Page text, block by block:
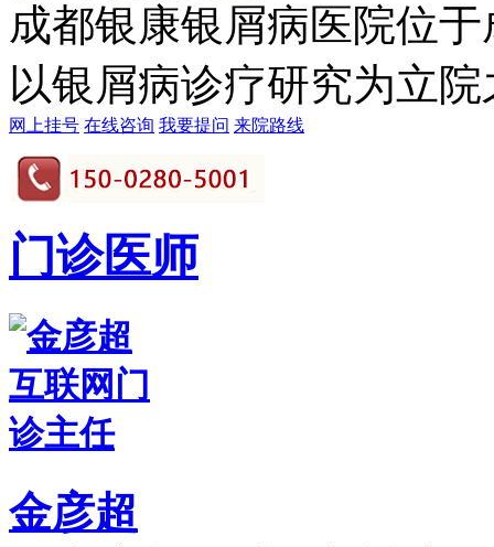
成都银康银屑病医院位
以银屑病诊疗研究为立院
网上挂号 在线咨询 我要提问 来院路线
门诊医师
金彦超